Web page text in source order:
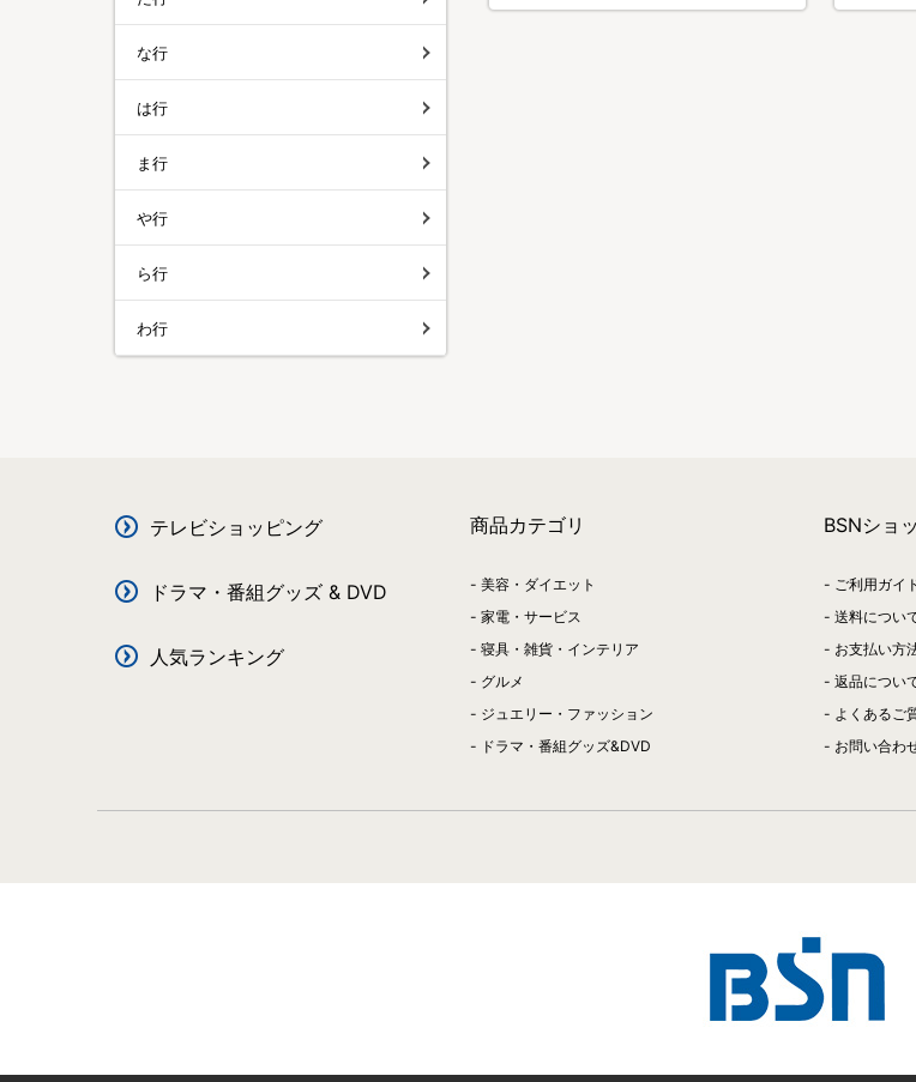
な行
は行
ま行
や行
ら行
わ行
テレビショッピング
ドラマ・番組グッズ & DVD
人気ランキング
商品カテゴリ
美容・ダイエット
家電・サービス
寝具・雑貨・インテリア
グルメ
ジュエリー・ファッション
ドラマ・番組グッズ&DVD
BSNショ
ご利用ガイ
送料につい
お支払い方
返品につい
よくあるご
お問い合わ